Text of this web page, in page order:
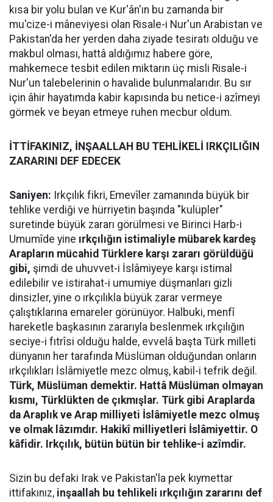
kısa bir yolu bulan ve Kur'ân'ın bu zamanda bir
mu'cize-i mâneviyesi olan Risale-i Nur'un Arabistan ve
Pakistan'da her yerden daha ziyade tesiratı olduğu ve
makbul olması, hattâ aldığımız habere göre,
mahkemece tesbit edilen miktarın üç misli Risale-i
Nur'un talebelerinin o havalide bulunmalarıdır. Bu sır
için âhir hayatımda kabir kapısında bu netice-i azîmeyi
görmek ve beyan etmeye ruhen mecbur oldum.
İTTİFAKINIZ, İNŞAALLAH BU TEHLİKELİ IRKÇILIĞIN
ZARARINI DEF EDECEK
Saniyen: Irkçılık fikri, Emevîler zamanında büyük bir
tehlike verdiği ve hürriyetin başında "kulüpler"
suretinde büyük zararı görülmesi ve Birinci Harb-i
Umumîde yine ırkçılığın istimaliyle mübarek kardeş
Arapların mücahid Türklere karşı zararı görüldüğü
gibi, şimdi de uhuvvet-i İslâmiyeye karşı istimal
edilebilir ve istirahat-i umumiye düşmanları gizli
dinsizler, yine o ırkçılıkla büyük zarar vermeye
çalıştıklarına emareler görünüyor. Halbuki, menfî
hareketle başkasının zararıyla beslenmek ırkçılığın
seciye-i fıtrîsi olduğu halde, evvelâ başta Türk milleti
dünyanın her tarafında Müslüman olduğundan onların
ırkçılıkları İslâmiyetle mezc olmuş, kabil-i tefrik değil.
Türk, Müslüman demektir. Hattâ Müslüman olmayan
kısmı, Türklükten de çıkmışlar. Türk gibi Araplarda
da Araplık ve Arap milliyeti İslâmiyetle mezc olmuş
ve olmak lâzımdır. Hakikî milliyetleri İslâmiyettir. O
kâfidir. Irkçılık, bütün bütün bir tehlike-i azîmdir.
Sizin bu defaki Irak ve Pakistan'la pek kıymettar
ittifakınız, inşaallah bu tehlikeli ırkçılığın zararını def